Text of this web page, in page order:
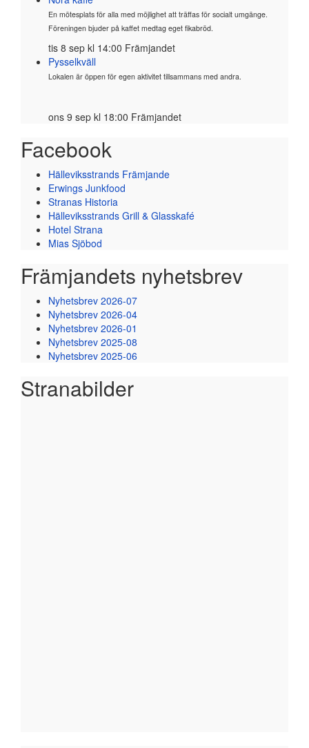
En mötesplats för alla med möjlighet att träffas för socialt umgänge.
Föreningen bjuder på kaffet medtag eget fikabröd.
tis 8 sep kl 14:00 Främjandet
Pysselkväll
Lokalen är öppen för egen aktivitet tillsammans med andra.
ons 9 sep kl 18:00 Främjandet
Facebook
Hälleviksstrands Främjande
Erwings Junkfood
Stranas Historia
Hälleviksstrands Grill & Glasskafé
Hotel Strana
Mias Sjöbod
Främjandets nyhetsbrev
Nyhetsbrev 2026-07
Nyhetsbrev 2026-04
Nyhetsbrev 2026-01
Nyhetsbrev 2025-08
Nyhetsbrev 2025-06
Stranabilder